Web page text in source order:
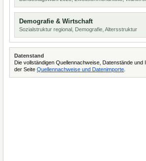
Demografie & Wirtschaft
Sozialstruktur regional, Demografie, Altersstruktur
Datenstand
Die vollständigen Quellennachweise, Datenstände und
der Seite Quellennachweise und Datenimporte